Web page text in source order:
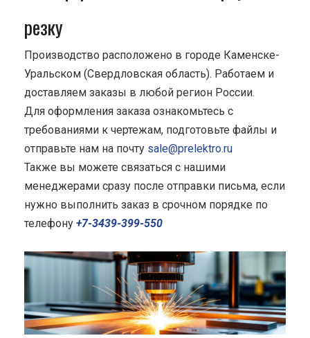
резку
Производство расположено в городе Каменске-
Уральском (Свердловская область). Работаем и
доставляем заказы в любой регион России.
Для оформления заказа ознакомьтесь с
требованиями к чертежам, подготовьте файлы и
отправьте нам на почту sale@prelektro.ru
Также вы можете связаться с нашими
менеджерами сразу после отправки письма, если
нужно выполнить заказ в срочном порядке по
телефону +7-3439-399-550